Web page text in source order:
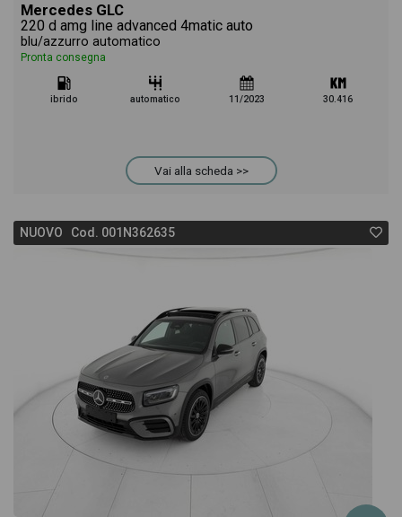
Mercedes GLC
220 d amg line advanced 4matic auto
blu/azzurro automatico
Pronta consegna
ibrido automatico 11/2023 30.416
Vai alla scheda >>
NUOVO Cod. 001N362635